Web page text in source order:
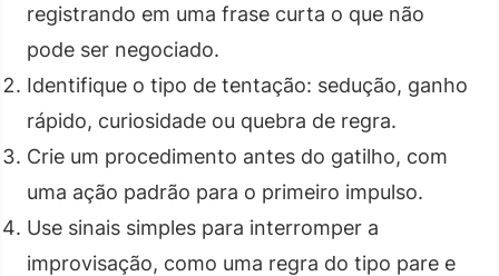
registrando em uma frase curta o que não
pode ser negociado.
Identifique o tipo de tentação: sedução, ganho
rápido, curiosidade ou quebra de regra.
Crie um procedimento antes do gatilho, com
uma ação padrão para o primeiro impulso.
Use sinais simples para interromper a
improvisação, como uma regra do tipo pare e